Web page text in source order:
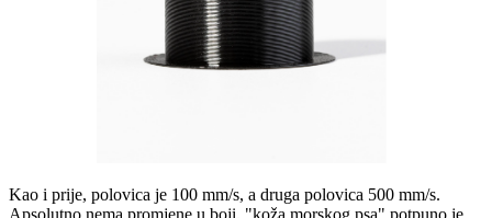
Kao i prije, polovica je 100 mm/s, a druga polovica 500 mm/s.
Apsolutno nema promjene u boji, "koža morskog psa" potpuno je